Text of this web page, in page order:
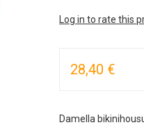
Log in to rate this
28,40 €
Damella